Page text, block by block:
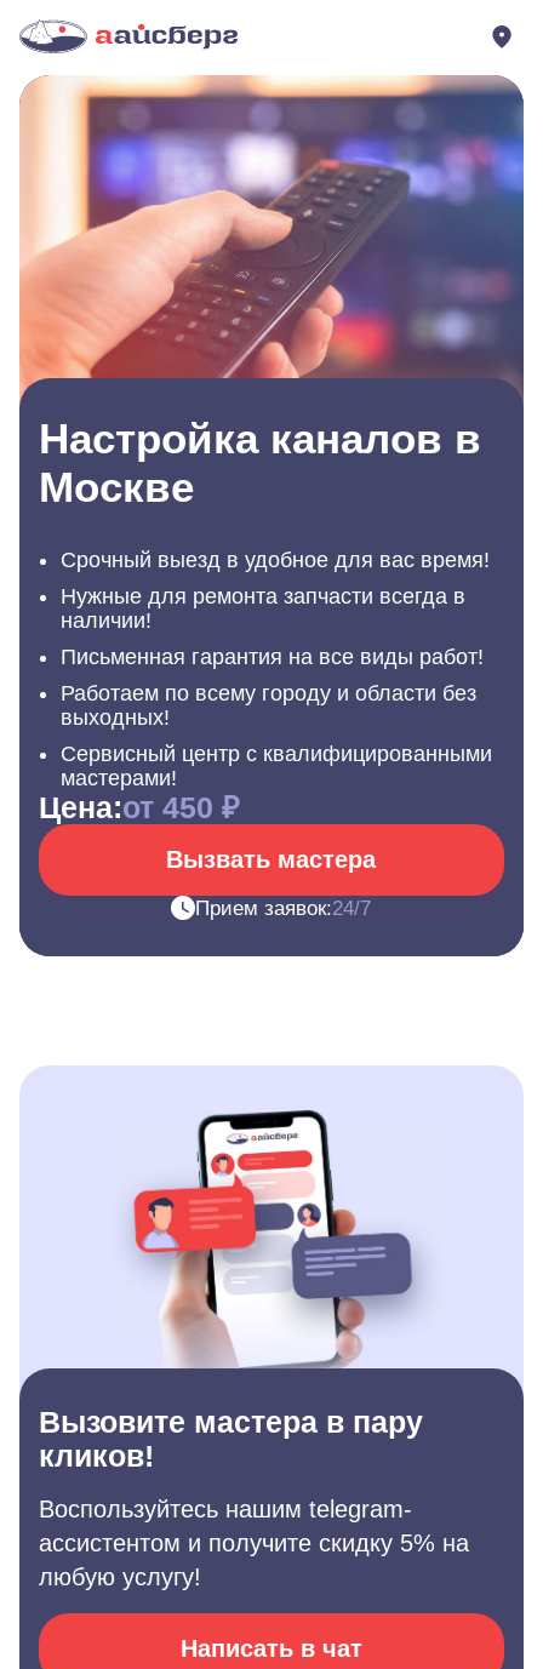
Настройка каналов в
Москве
Срочный выезд в удобное для вас время!
Нужные для ремонта запчасти всегда в
наличии!
Письменная гарантия на все виды работ!
Работаем по всему городу и области без
выходных!
Сервисный центр с квалифицированными
мастерами!
Цена:от 450 ₽
Вызвать мастера
Прием заявок:24/7
Вызовите мастера в пару
кликов!
Воспользуйтесь нашим telegram-
ассистентом и получите скидку 5% на
любую услугу!
Написать в чат